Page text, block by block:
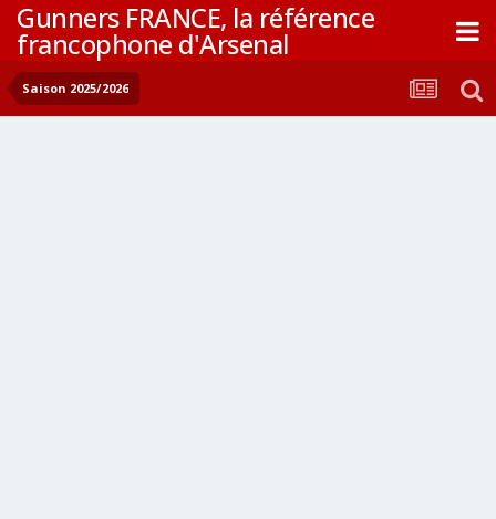
Gunners FRANCE, la référence
francophone d'Arsenal
Saison 2025/2026